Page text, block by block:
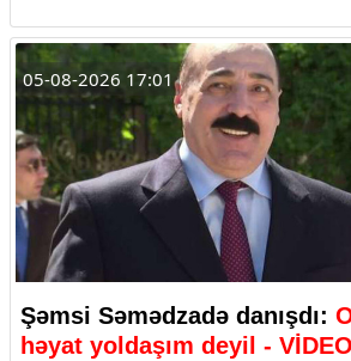
05-08-2026 17:01
Şəmsi Səmədzadə danışdı:
həyat yoldaşım deyil - VİDEO